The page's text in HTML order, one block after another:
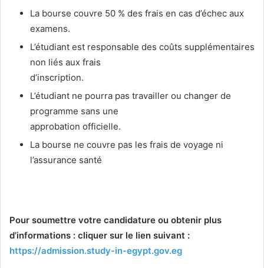
La bourse couvre 50 % des frais en cas d’échec aux
examens.
L’étudiant est responsable des coûts supplémentaires
non liés aux frais
d’inscription.
L’étudiant ne pourra pas travailler ou changer de
programme sans une
approbation officielle.
La bourse ne couvre pas les frais de voyage ni
l’assurance santé
Pour soumettre votre candidature ou obtenir plus
d’informations : cliquer sur le lien suivant :
https://admission.study-in-egypt.gov.eg